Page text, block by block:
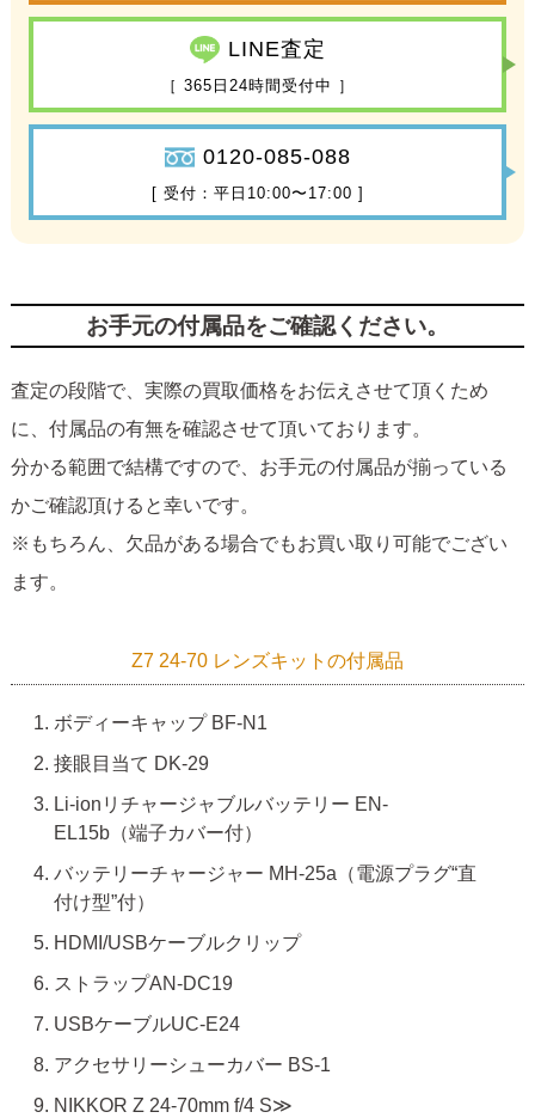
LINE査定
［ 365日24時間受付中 ］
0120-085-088
[ 受付：平日10:00〜17:00 ]
お手元の付属品をご確認ください。
査定の段階で、実際の買取価格をお伝えさせて頂くため
に、付属品の有無を確認させて頂いております。
分かる範囲で結構ですので、お手元の付属品が揃っている
かご確認頂けると幸いです。
※もちろん、欠品がある場合でもお買い取り可能でござい
ます。
Z7 24-70 レンズキットの付属品
ボディーキャップ BF-N1
接眼目当て DK-29
Li-ionリチャージャブルバッテリー EN-
EL15b（端子カバー付）
バッテリーチャージャー MH-25a（電源プラグ“直
付け型”付）
HDMI/USBケーブルクリップ
ストラップAN-DC19
USBケーブルUC-E24
アクセサリーシューカバー BS-1
NIKKOR Z 24-70mm f/4 S≫